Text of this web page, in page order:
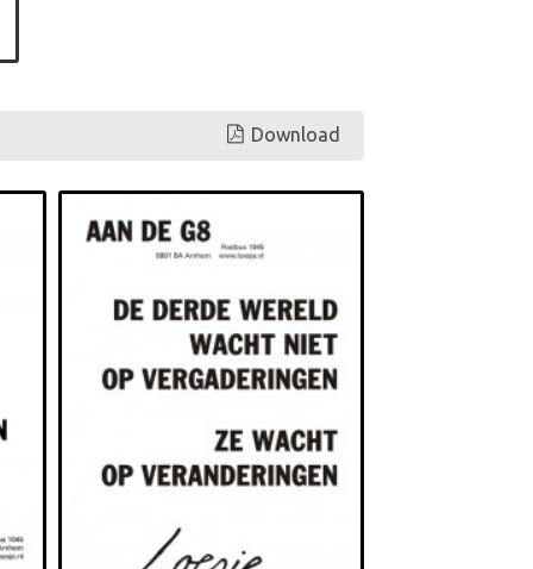
Download